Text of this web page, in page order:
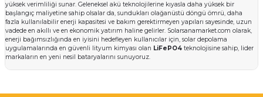
yüksek verimliliği sunar. Geleneksel akü teknolojilerine kıyasla daha yüksek bir
başlangıç maliyetine sahip olsalar da, sundukları olağanüstü döngü ömrü, daha
fazla kullanılabilir enerji kapasitesi ve bakım gerektirmeyen yapıları sayesinde, uzun
vadede en akıllı ve en ekonomik yatırım haline gelirler. Solarsanamarket.com olarak,
enerji bağımsızlığında en iyisini hedefleyen kullanıcılar için, solar depolama
uygulamalarında en güvenli lityum kimyası olan LiFePO4 teknolojisine sahip, lider
markaların en yeni nesil bataryalarını sunuyoruz.
Neden Lityum Demir Fosfat (LiFePO4)